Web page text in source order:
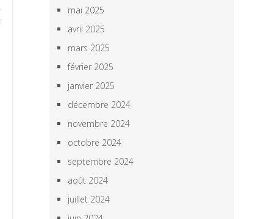
mai 2025
avril 2025
mars 2025
février 2025
janvier 2025
décembre 2024
novembre 2024
octobre 2024
septembre 2024
août 2024
juillet 2024